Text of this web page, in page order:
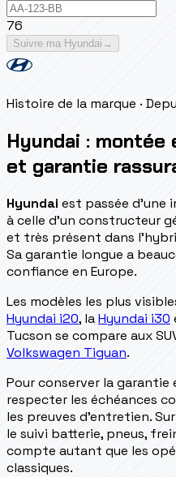
76
Suivre ma Hyundai →
Histoire de la marque ·
Hyundai : montée
et garantie
Hyundai est passée d'une
à celle d'un constructeur
et très présent dans
Sa garantie longue a
confiance en Europe.
Les modèles les plus
Hyundai i20, laHyundai i30
Tucson se compare aux
Volkswagen Tiguan.
Pour conserver la garantie
respecter les échéances
les preuves d'entretien.
le suivi batterie, pneus,
compte autant que les
classiques.